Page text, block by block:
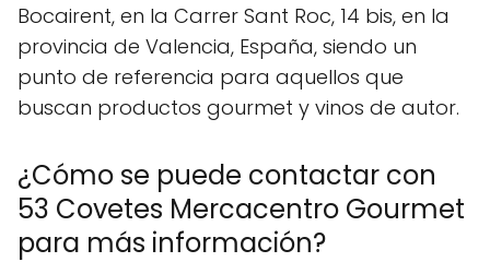
Bocairent, en la Carrer Sant Roc, 14 bis, en la
provincia de Valencia, España, siendo un
punto de referencia para aquellos que
buscan productos gourmet y vinos de autor.
¿Cómo se puede contactar con
53 Covetes Mercacentro Gourmet
para más información?